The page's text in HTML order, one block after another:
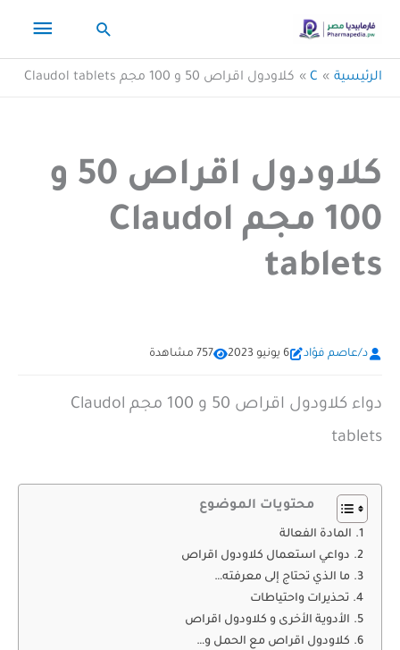
المحتوى
البحث
الرئيسية C كلاودول اقراص 50 و 100 مجم Claudol tablets
كلاودول اقراص 50 و
100 مجم Claudol
tablets
د/عاصم فؤاد 6 يونيو 2023 757 مشاهدة
دواء كلاودول اقراص 50 و 100 مجم Claudol
tablets
محتويات الموضوع
المادة الفعالة
دواعي استعمال كلاودول اقراص
ما الذي تحتاج إلى معرفته…
تحذيرات واحتياطات
الأدوية الأخرى و كلاودول اقراص
كلاودول اقراص مع الحمل و…